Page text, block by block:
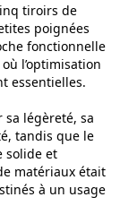
tiroirs de
poignées
fonctionnelle
l’optimisation
essentielles.
légèreté, sa
tandis que le
solide et
matériaux était
à un usage